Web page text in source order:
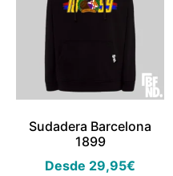
Sudadera Barcelona
1899
Desde 29,95€